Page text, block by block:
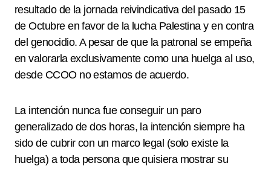
resultado de la jornada reivindicativa del pasado 15
de Octubre en favor de la lucha Palestina y en contra
del genocidio. A pesar de que la patronal se empeña
en valorarla exclusivamente como una huelga al uso,
desde CCOO no estamos de acuerdo.
La intención nunca fue conseguir un paro
generalizado de dos horas, la intención siempre ha
sido de cubrir con un marco legal (solo existe la
huelga) a toda persona que quisiera mostrar su